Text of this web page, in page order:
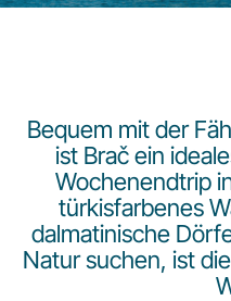
LuxairGroup
Bequem mit der
ist Brač ein
Wochenendtrip
türkisfarbenes
dalmatinische
Natur suchen, ist